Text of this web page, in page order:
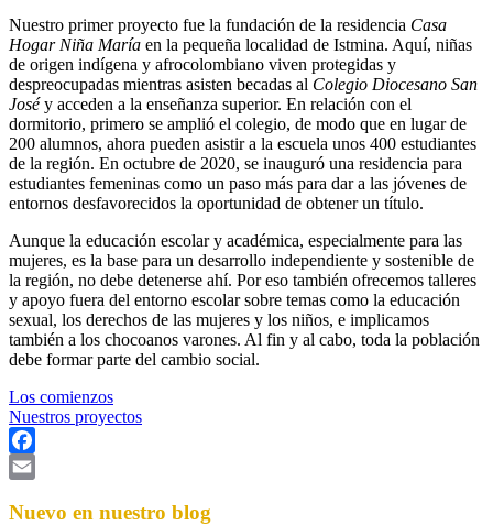
Nuestro primer proyecto fue la fundación de la residencia Casa
Hogar Niña María en la pequeña localidad de Istmina. Aquí, niñas
de origen indígena y afrocolombiano viven protegidas y
despreocupadas mientras asisten becadas al Colegio Diocesano San
Joséy acceden a la enseñanza superior. En relación con el
dormitorio, primero se amplió el colegio, de modo que en lugar de
200 alumnos, ahora pueden asistir a la escuela unos 400 estudiantes
de la región. En octubre de 2020, se inauguró una residencia para
estudiantes femeninas como un paso más para dar a las jóvenes de
entornos desfavorecidos la oportunidad de obtener un título.
Aunque la educación escolar y académica, especialmente para las
mujeres, es la base para un desarrollo independiente y sostenible de
la región, no debe detenerse ahí. Por eso también ofrecemos talleres
y apoyo fuera del entorno escolar sobre temas como la educación
sexual, los derechos de las mujeres y los niños, e implicamos
también a los chocoanos varones. Al fin y al cabo, toda la población
debe formar parte del cambio social.
Los comienzos
Nuestros proyectos
Facebook
Nuevo en nuestro blog